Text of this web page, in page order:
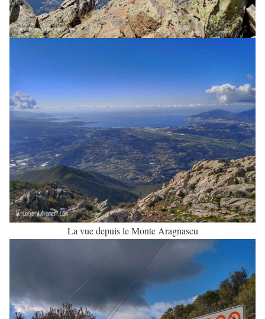
La vue depuis le Monte Aragnascu